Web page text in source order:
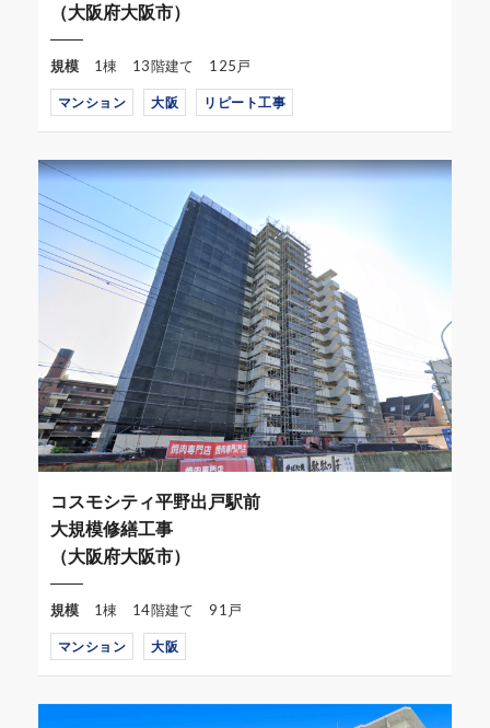
（大阪府大阪市）
規模 1棟 13階建て 125戸
マンション 大阪 リピート工事
コスモシティ平野出戸駅前
大規模修繕工事
（大阪府大阪市）
規模 1棟 14階建て 91戸
マンション 大阪